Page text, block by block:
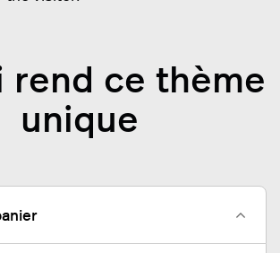
rend ce thème
unique